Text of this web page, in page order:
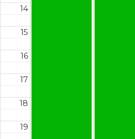
14
15
16
17
18
19